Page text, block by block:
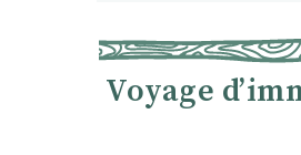
Voyage